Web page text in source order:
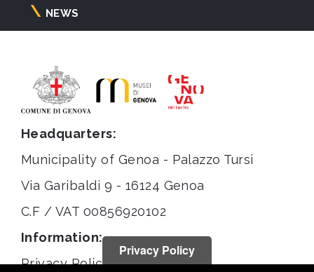
NEWS
Headquarters:
Municipality of Genoa - Palazzo Tursi
Via Garibaldi 9 - 16124 Genoa
C.F / VAT 00856920102
Information:
Privacy Policy
Privacy Policy